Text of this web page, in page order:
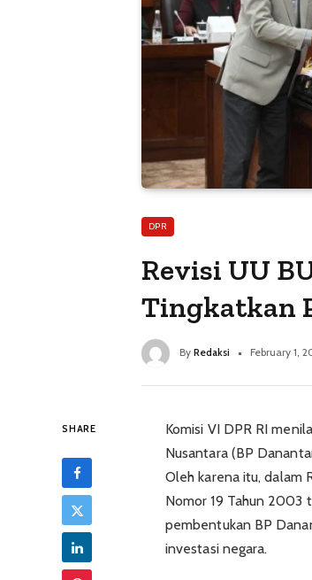
DPR
Revisi UU
Tingkatkan
By Redaksi February 1,
SHARE
Komisi VI DPR RI
Nusantara (BP
Oleh karena itu, dalam
Nomor 19 Tahun 2003
pembentukan BP
investasi negara.